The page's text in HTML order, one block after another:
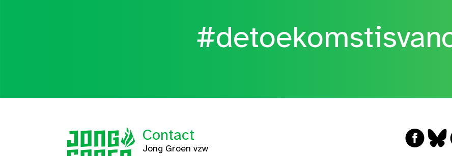
Contact
Jong Groen vzw